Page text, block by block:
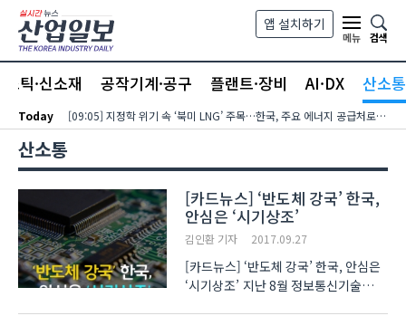
본문 바로가기
앱 설치하기
메뉴
검색
틱·신소재 공작기계·공구 플랜트·장비 AI·DX 산소통
Today [09:05] 지정학 위기 속 ‘북미 LNG’ 주목…한국, 주요 에너지 공급처로 확보해야
산소통
[카드뉴스] ‘반도체 강국’ 한국,
안심은 ‘시기상조’
김인환 기자 2017.09.27
[카드뉴스] ‘반도체 강국’ 한국, 안심은
‘시기상조’ 지난 8월 정보통신기술